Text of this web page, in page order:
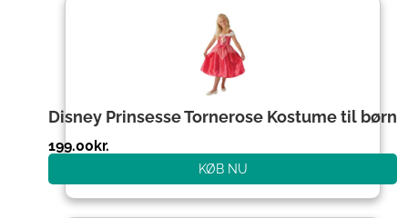
Disney Prinsesse Tornerose Kostume til børn
199.00kr.
KØB NU